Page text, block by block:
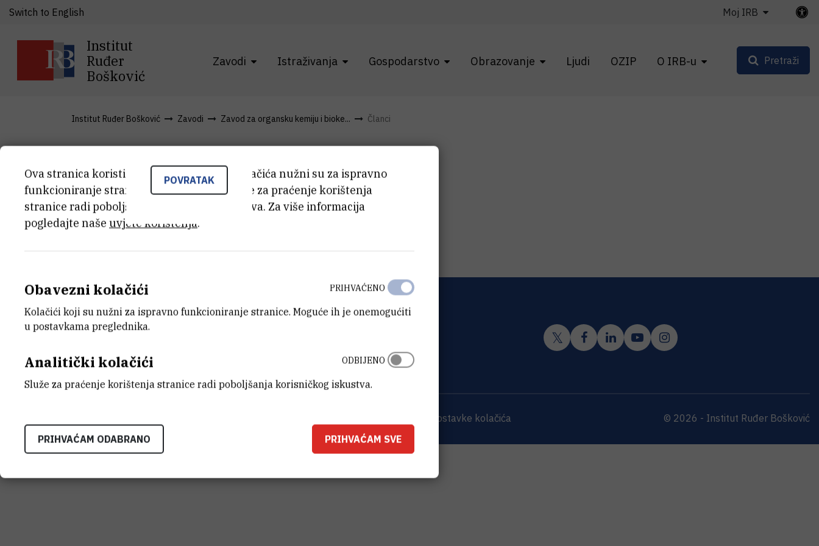
Institut
Ruđer
Bošković
Zavodi Istraživanja Gospodarstvo Obrazovanje Ljudi OZIP O IRB-u
Switch to English Moj IRB
Pretraži
Institut Ruđer Bošković Zavodi Zavod za organsku kemiju i bioke... Članci
Članci
INSTITUT RUĐER BOŠKOVIĆ
KONTAKTIRAJTE NAS
Postavke kolačića © 2026 - Institut Ruđer Bošković
POVRATAK
Ova stranica koristi kolačiće. Neki od tih kolačića nužni su za ispravno
funkcioniranje stranice, dok se drugi koriste za praćenje korištenja
stranice radi poboljšanja korisničkog iskustva. Za više informacija
pogledajte naše uvjete korištenja.
Obavezni kolačići
Kolačići koji su nužni za ispravno funkcioniranje stranice. Moguće ih je onemogućiti
u postavkama preglednika.
PRIHVAĆENO
Analitički kolačići
Služe za praćenje korištenja stranice radi poboljšanja korisničkog iskustva.
ODBIJENO
PRIHVAĆAM ODABRANO PRIHVAĆAM SVE